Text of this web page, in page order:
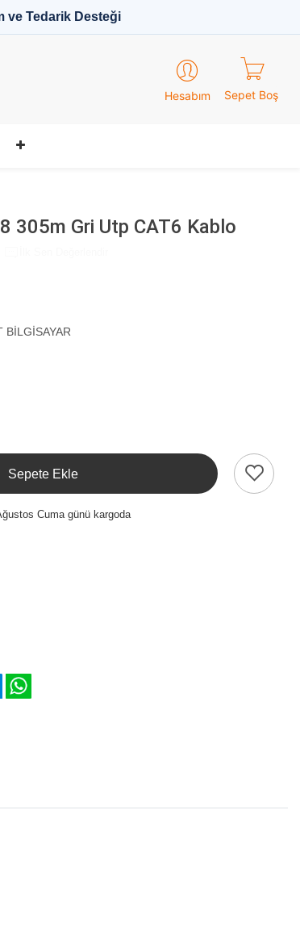
ve Tedarik Desteği
Hesabım Sepet Boş
305m Gri Utp CAT6 Kablo
BİLGİSAYAR
Sepete Ekle
Cuma günü kargoda